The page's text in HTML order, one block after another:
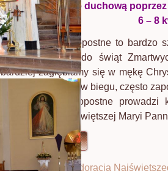
na odnowę duchową
6 – 8
Rekolekcje wielkopostne to bardzo
przygotować się do świąt
bardziej zagłębiamy się w mękę
na co dzień, żyjąc w biegu, często
Rekolekcje wielkopostne
Nawiedzenia Najświętszej Maryi
Czytaj więcej...
Kwietniowa adoracja